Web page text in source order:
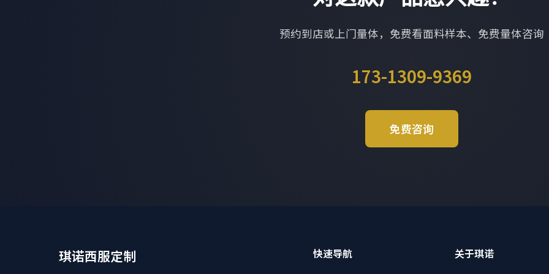
预约到店或上门量体，免费看面料样本、免费量体咨询
173-1309-9369
免费咨询
琪诺西服定制 快速导航 关于琪诺